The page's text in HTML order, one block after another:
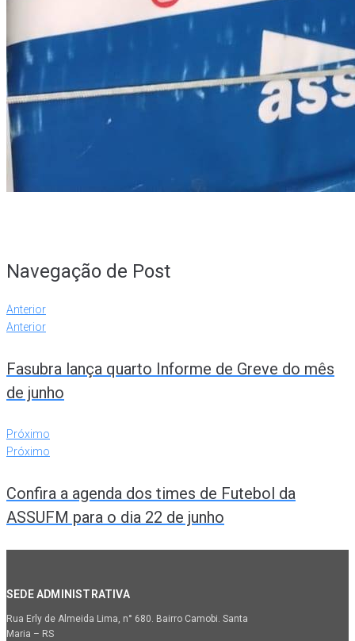
Navegação de Post
Anterior
Anterior
Fasubra lança quarto Informe de Greve do mês
de junho
Próximo
Próximo
Confira a agenda dos times de Futebol da
ASSUFM para o dia 22 de junho
SEDE ADMINISTRATIVA
Rua Erly de Almeida Lima, n° 680. Bairro Camobi. Santa
Maria – RS